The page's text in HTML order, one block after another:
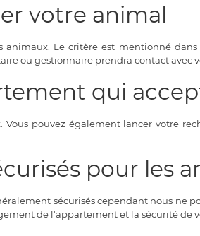
votre animal
Le critère est mentionné
ou gestionnaire prendra contact avec
qui
pouvez également lancer votre
pour les
sécurisés cependant nous ne
de l'appartement et la sécurité de